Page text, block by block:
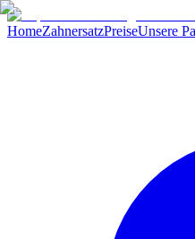
HomeZahnersatzPreiseUnsere